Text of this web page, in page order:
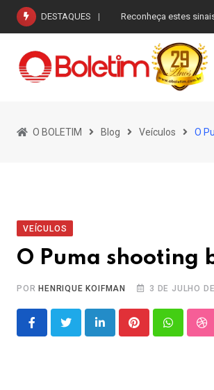
Skip
content
DESTAQUES Reconheça estes
O BOLETIM Blog Veículos O
VEÍCULOS
O Puma shooting
POR HENRIQUE KOIFMAN 3 DE JULHO
LinkedInPinterestWhatsapp